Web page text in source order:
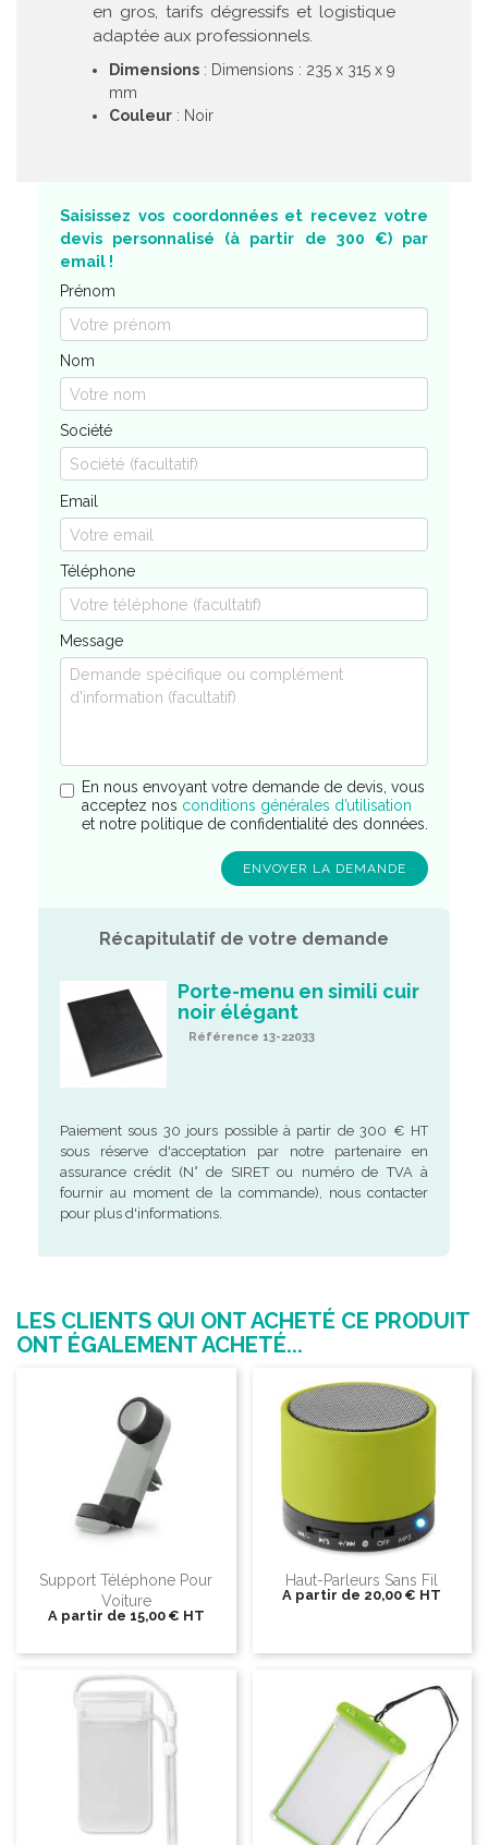
en gros, tarifs dégressifs et logistique
adaptée aux professionnels.
Dimensions : Dimensions : 235 x 315 x 9
mm
Couleur : Noir
Saisissez vos coordonnées et recevez votre
devis personnalisé (à partir de 300 €) par
email !
Prénom
Nom
Société
Email
Téléphone
Message
En nous envoyant votre demande de devis, vous
acceptez nos conditions générales d’utilisation
et notre politique de confidentialité des données.
Récapitulatif de votre demande
Porte-menu en simili cuir
noir élégant
Référence 13-22033
Paiement sous 30 jours possible à partir de 300 € HT
sous réserve d'acceptation par notre partenaire en
assurance crédit (N° de SIRET ou numéro de TVA à
fournir au moment de la commande), nous contacter
pour plus d'informations.
LES CLIENTS QUI ONT ACHETÉ CE PRODUIT
ONT ÉGALEMENT ACHETÉ...
Support Téléphone Pour
Voiture
A partir de 15,00 € HT
Haut-Parleurs Sans Fil
A partir de 20,00 € HT